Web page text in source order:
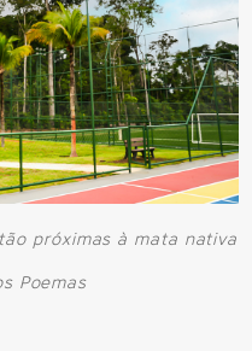
próximas à mata nativa
Poemas